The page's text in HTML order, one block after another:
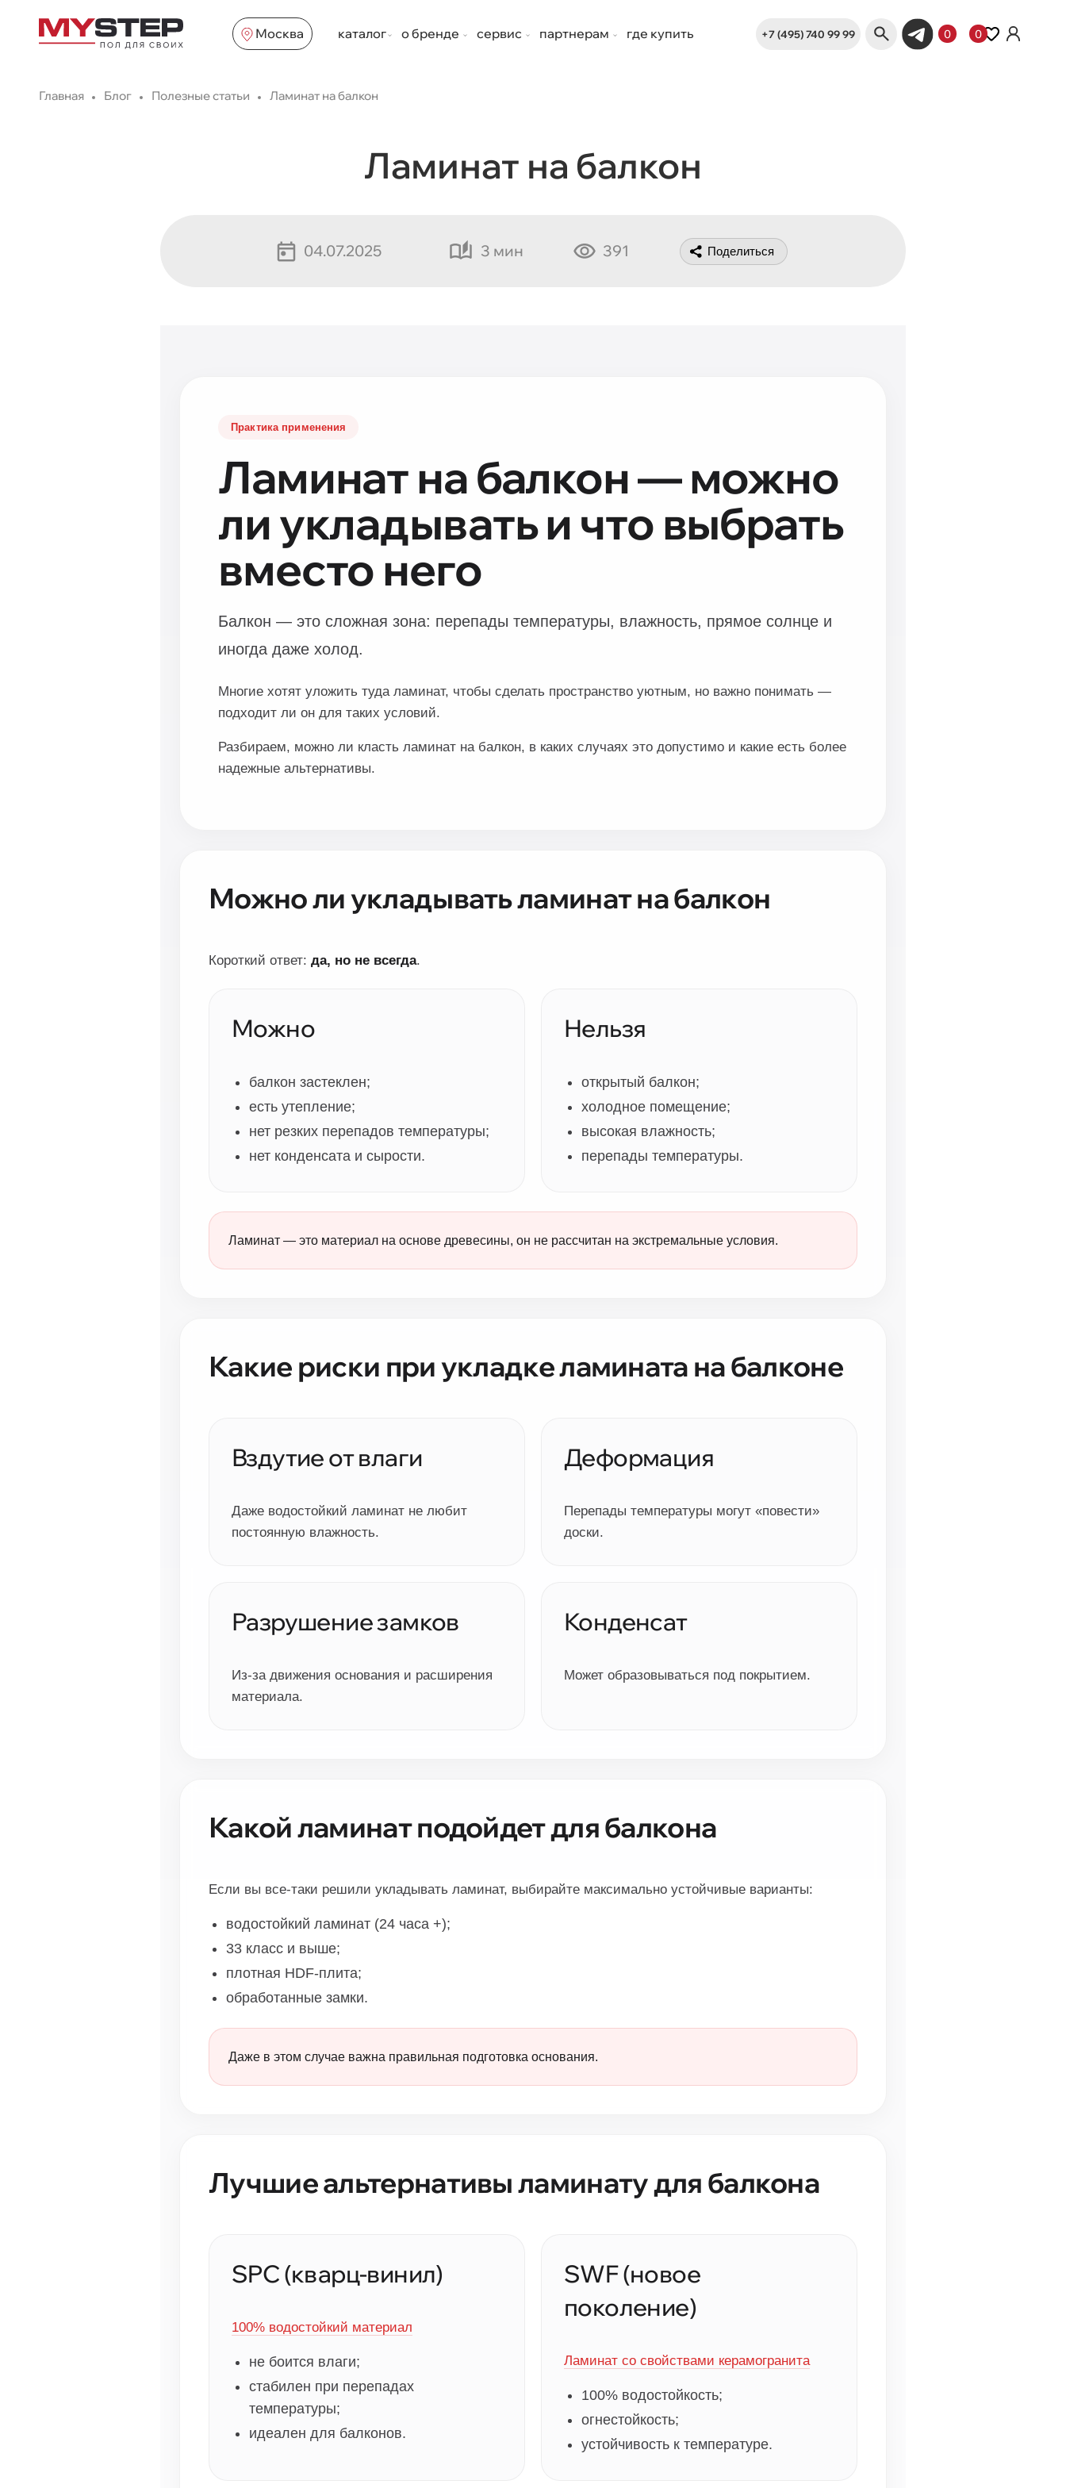
Москва каталог о бренде сервис партнерам где купить +7 (495) 740 99 99 0 0
Главная Блог Полезные статьи Ламинат на балкон
Ламинат на балкон
391 Поделиться
04.07.2025 3 мин
Практика применения
Ламинат на балкон — можно
ли укладывать и что выбрать
вместо него
Балкон — это сложная зона: перепады температуры, влажность, прямое солнце и
иногда даже холод.
Многие хотят уложить туда ламинат, чтобы сделать пространство уютным, но важно понимать —
подходит ли он для таких условий.
Разбираем, можно ли класть ламинат на балкон, в каких случаях это допустимо и какие есть более
надежные альтернативы.
Можно ли укладывать ламинат на балкон
Короткий ответ: да, но не всегда.
Можно
балкон застеклен;
есть утепление;
нет резких перепадов температуры;
нет конденсата и сырости.
Нельзя
открытый балкон;
холодное помещение;
высокая влажность;
перепады температуры.
Ламинат — это материал на основе древесины, он не рассчитан на экстремальные условия.
Какие риски при укладке ламината на балконе
Вздутие от влаги
Даже водостойкий ламинат не любит
постоянную влажность.
Деформация
Перепады температуры могут «повести»
доски.
Разрушение замков
Из-за движения основания и расширения
материала.
Конденсат
Может образовываться под покрытием.
Какой ламинат подойдет для балкона
Если вы все-таки решили укладывать ламинат, выбирайте максимально устойчивые варианты:
водостойкий ламинат (24 часа +);
33 класс и выше;
плотная HDF-плита;
обработанные замки.
Даже в этом случае важна правильная подготовка основания.
Лучшие альтернативы ламинату для балкона
SPC (кварц-винил)
100% водостойкий материал
не боится влаги;
стабилен при перепадах
температуры;
идеален для балконов.
SWF (новое
поколение)
Ламинат со свойствами керамогранита
100% водостойкость;
огнестойкость;
устойчивость к температуре.